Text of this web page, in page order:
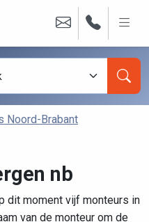
Noord-Brabant
nb
dit moment vijf monteurs in
van de monteur om de